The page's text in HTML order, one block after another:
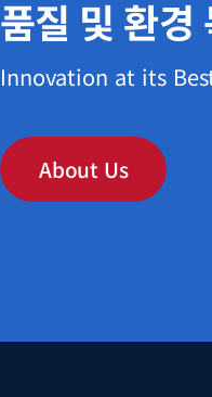
품질 및 환경
Innovation at its
About Us